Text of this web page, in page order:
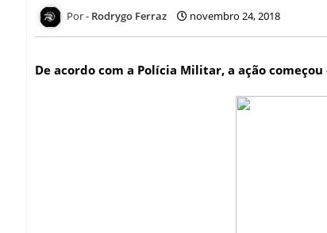
Rodrygo Ferraz novembro 24, 2018
De acordo com a Polícia Militar, a ação